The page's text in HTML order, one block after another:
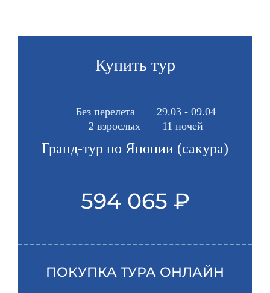
Купить тур
Без перелета
29.03 - 09.04
2 взрослых
11 ночей
Гранд-тур по Японии (сакура)
594 065 ₽
ПОКУПКА ТУРА ОНЛАЙН